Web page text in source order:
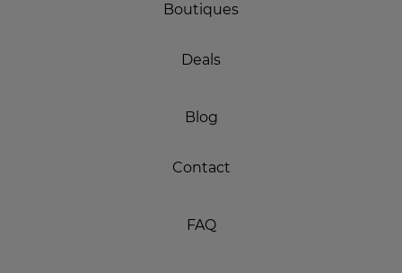
Boutiques
Deals
Blog
Contact
FAQ